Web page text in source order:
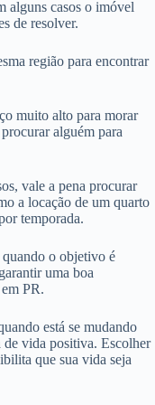
alguns casos o imóvel
de resolver.
região para encontrar
muito alto para morar
alguém para
vale a pena procurar
a locação de um quarto
temporada.
o objetivo é
uma boa
PR.
está se mudando
de vida positiva. Escolher
que sua vida seja